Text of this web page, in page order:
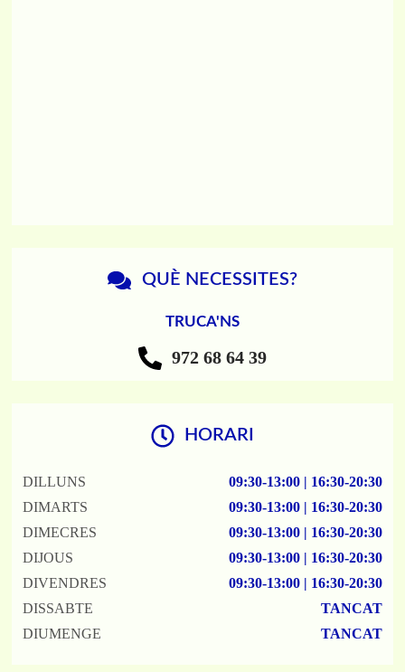
QUÈ NECESSITES?
TRUCA'NS
972 68 64 39
HORARI
DILLUNS
09:30-13:00 | 16:30-20:30
DIMARTS
09:30-13:00 | 16:30-20:30
DIMECRES
09:30-13:00 | 16:30-20:30
DIJOUS
09:30-13:00 | 16:30-20:30
DIVENDRES
09:30-13:00 | 16:30-20:30
DISSABTE
TANCAT
DIUMENGE
TANCAT